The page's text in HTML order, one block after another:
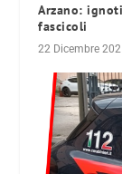
Arzano:
fascicoli
22 Dicembre